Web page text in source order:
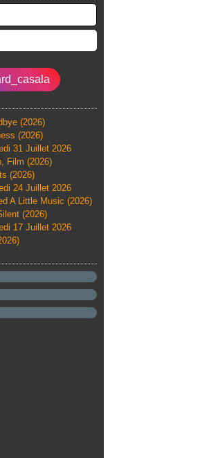
(2026)
(2026)
31 Juillet 2026
Film (2026)
(2026)
24 Juillet 2026
A Little Music (2026)
(2026)
17 Juillet 2026